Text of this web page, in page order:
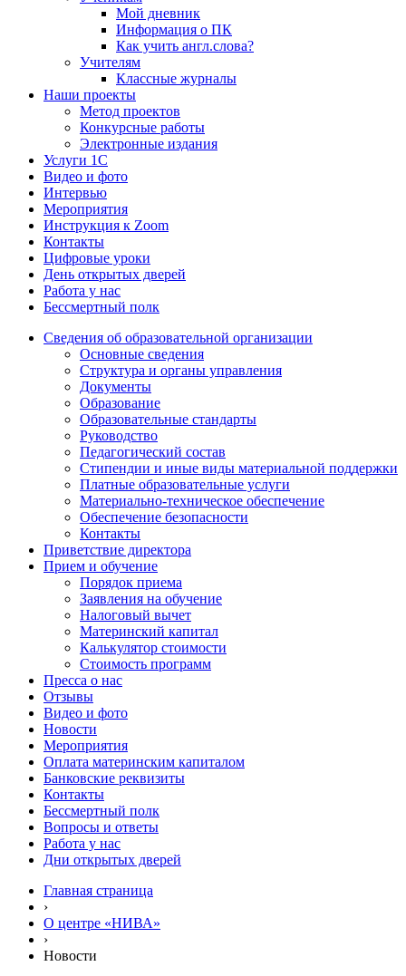
Мой дневник
Информация о ПК
Как учить англ.слова?
Учителям
Классные журналы
Наши проекты
Метод проектов
Конкурсные работы
Электронные издания
Услуги 1C
Видео и фото
Интервью
Мероприятия
Инструкция к Zoom
Контакты
Цифровые уроки
День открытых дверей
Работа у нас
Бессмертный полк
Сведения об образовательной организации
Основные сведения
Структура и органы управления
Документы
Образование
Образовательные стандарты
Руководство
Педагогический состав
Стипендии и иные виды материальной поддержки
Платные образовательные услуги
Материально-техническое обеспечение
Обеспечение безопасности
Контакты
Приветствие директора
Прием и обучение
Порядок приема
Заявления на обучение
Налоговый вычет
Материнский капитал
Калькулятор стоимости
Стоимость программ
Пресса о нас
Отзывы
Видео и фото
Новости
Мероприятия
Оплата материнским капиталом
Банковские реквизиты
Контакты
Бессмертный полк
Вопросы и ответы
Работа у нас
Дни открытых дверей
Главная страница
›
О центре «НИВА»
›
Новости